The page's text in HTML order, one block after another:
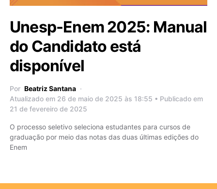
Unesp-Enem 2025: Manual
do Candidato está
disponível
Por Beatriz Santana
Atualizado em 26 de maio de 2025 às 18:55 • Publicado em
21 de fevereiro de 2025
O processo seletivo seleciona estudantes para cursos de
graduação por meio das notas das duas últimas edições do
Enem